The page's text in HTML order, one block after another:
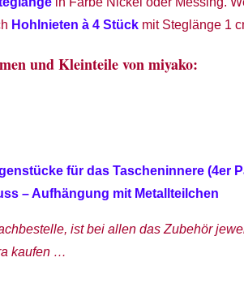
Hohlnieten à 4 Stück mit Steglänge 1
und Kleinteile von miyako:
für das Tascheninnere (4er
– Aufhängung mit Metallteilchen
ist bei allen das Zubehör
kaufen …